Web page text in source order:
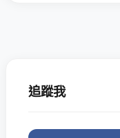
追蹤我